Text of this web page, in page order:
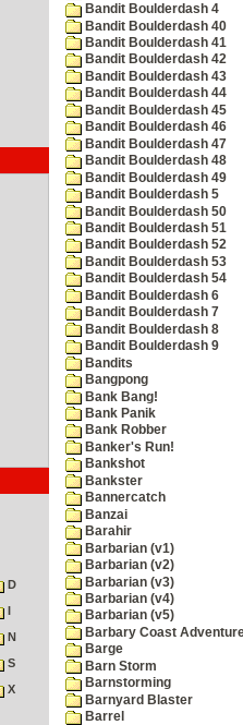
D
I
N
S
X
Bandit Boulderdash 4
Bandit Boulderdash 40
Bandit Boulderdash 41
Bandit Boulderdash 42
Bandit Boulderdash 43
Bandit Boulderdash 44
Bandit Boulderdash 45
Bandit Boulderdash 46
Bandit Boulderdash 47
Bandit Boulderdash 48
Bandit Boulderdash 49
Bandit Boulderdash 5
Bandit Boulderdash 50
Bandit Boulderdash 51
Bandit Boulderdash 52
Bandit Boulderdash 53
Bandit Boulderdash 54
Bandit Boulderdash 6
Bandit Boulderdash 7
Bandit Boulderdash 8
Bandit Boulderdash 9
Bandits
Bangpong
Bank Bang!
Bank Panik
Bank Robber
Banker's Run!
Bankshot
Bankster
Bannercatch
Banzai
Barahir
Barbarian (v1)
Barbarian (v2)
Barbarian (v3)
Barbarian (v4)
Barbarian (v5)
Barbary Coast
Barge
Barn Storm
Barnstorming
Barnyard Blaster
Barrel